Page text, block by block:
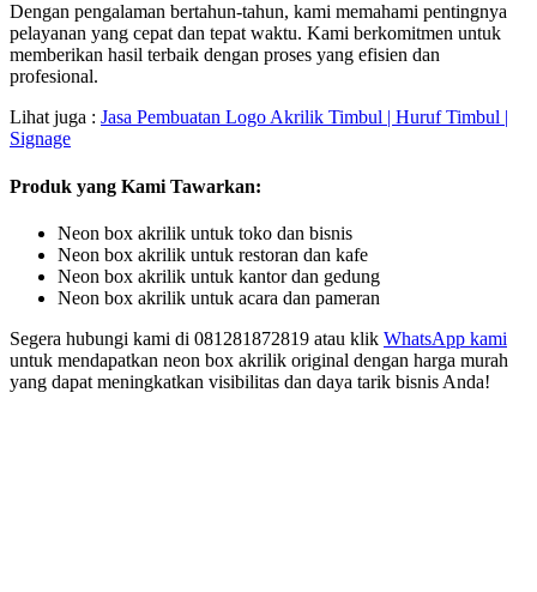
Dengan pengalaman bertahun-tahun, kami memahami pentingnya
pelayanan yang cepat dan tepat waktu. Kami berkomitmen untuk
memberikan hasil terbaik dengan proses yang efisien dan
profesional.
Lihat juga : Jasa Pembuatan Logo Akrilik Timbul | Huruf Timbul |
Signage
Produk yang Kami Tawarkan:
Neon box akrilik untuk toko dan bisnis
Neon box akrilik untuk restoran dan kafe
Neon box akrilik untuk kantor dan gedung
Neon box akrilik untuk acara dan pameran
Segera hubungi kami di 081281872819 atau klik WhatsApp kami
untuk mendapatkan neon box akrilik original dengan harga murah
yang dapat meningkatkan visibilitas dan daya tarik bisnis Anda!